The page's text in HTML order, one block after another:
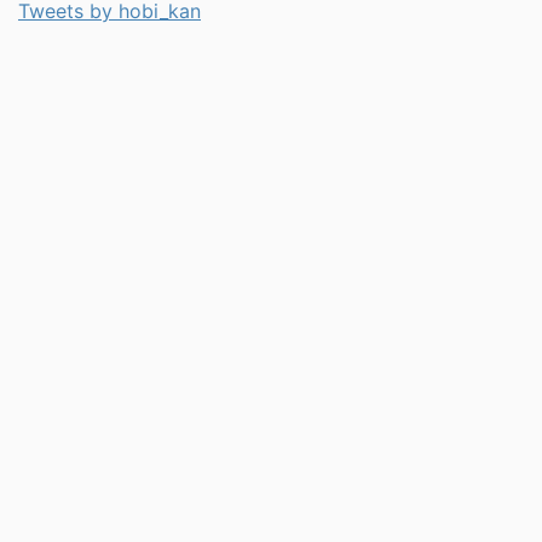
Tweets by hobi_kan